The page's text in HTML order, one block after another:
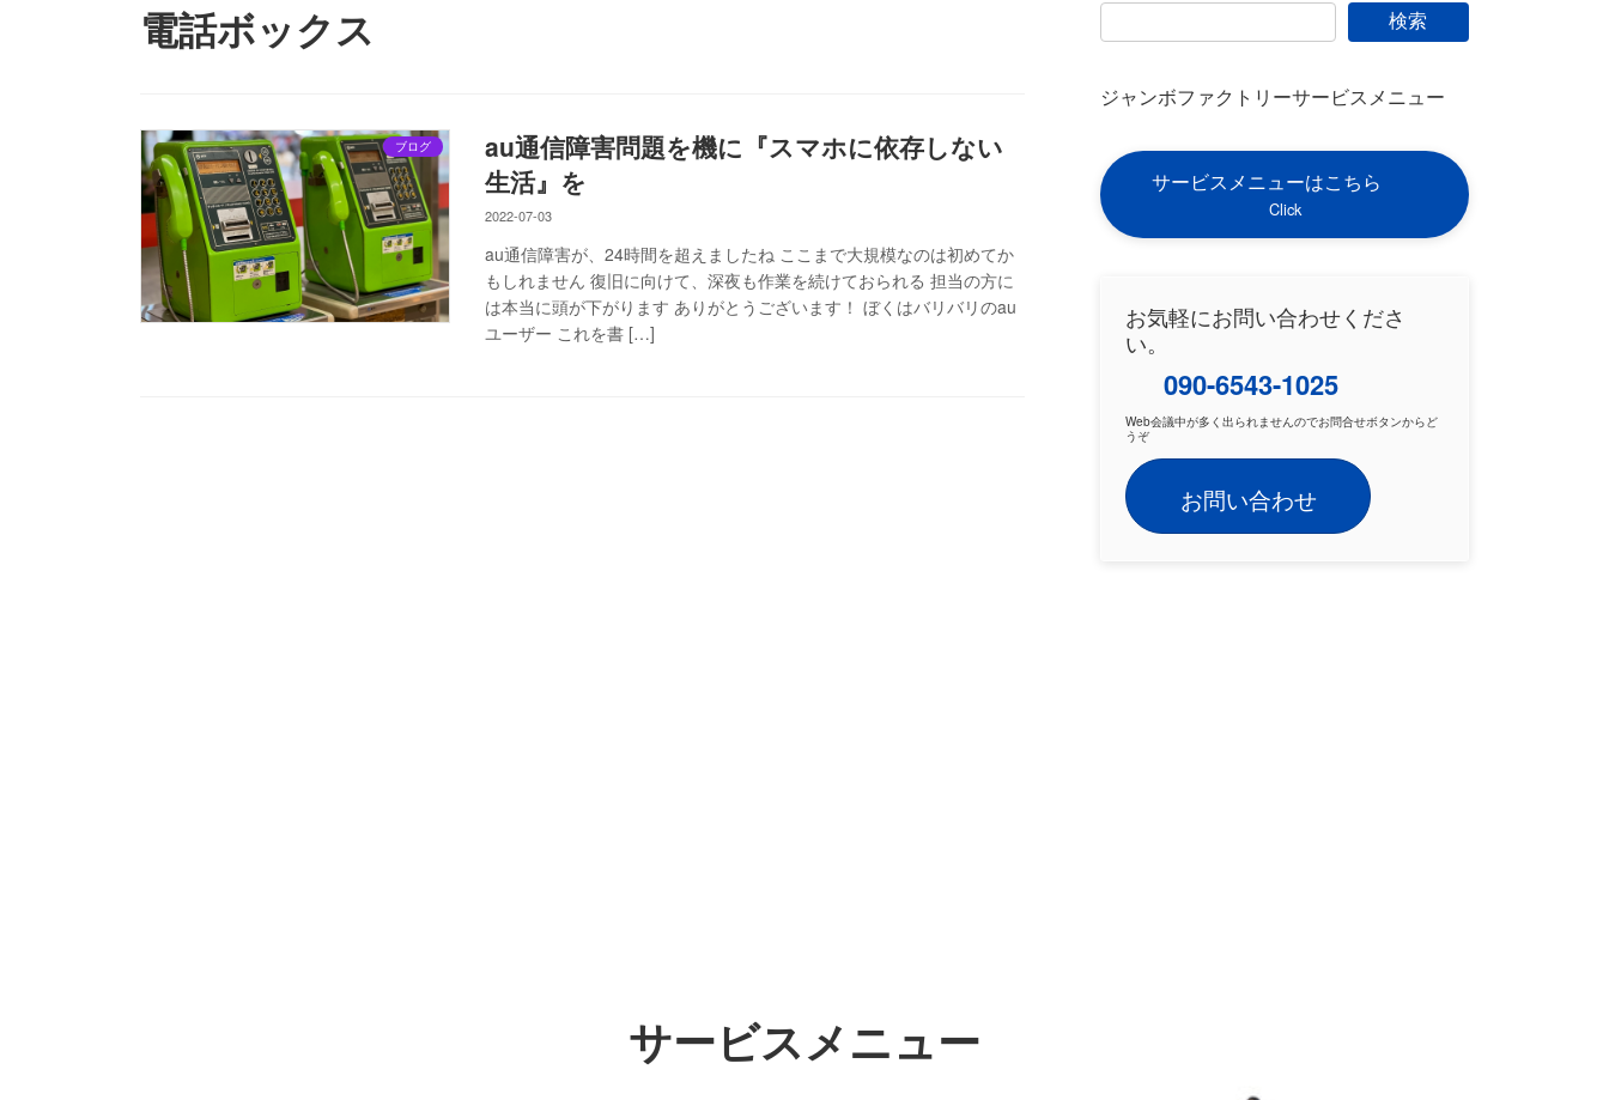
電話ボックス
ブログ
au通信障害問題を機に『スマホに依存しない
生活』を
2022-07-03
au通信障害が、24時間を超えましたね ここまで大規模なのは初めてか
もしれません 復旧に向けて、深夜も作業を続けておられる 担当の方に
は本当に頭が下がります ありがとうございます！ ぼくはバリバリのau
ユーザー これを書 […]
検索
ジャンボファクトリーサービスメニュー
サービスメニューはこちら
Click
お気軽にお問い合わせくださ
い。
090-6543-1025
Web会議中が多く出られませんのでお問合せボタンからど
うぞ
お問い合わせ
サービスメニュー